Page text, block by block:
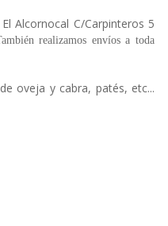
Alcornocal C/Carpinteros 5
realizamos envíos a toda
oveja y cabra, patés, etc...